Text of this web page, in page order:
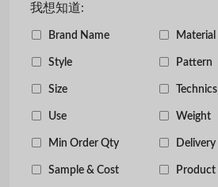
我想知道:
Brand Name Material
Style Pattern
Size Technics
Use Weight
Min Order Qty Delivery
Sample & Cost Product